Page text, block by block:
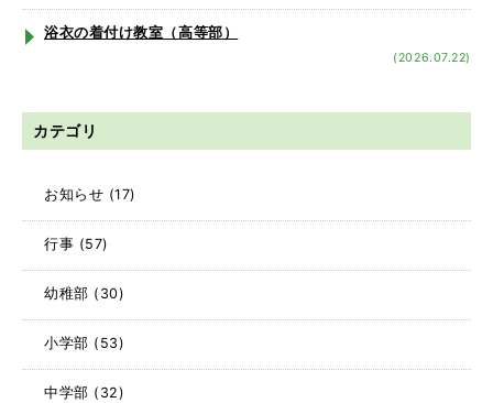
浴衣の着付け教室（高等部）
(2026.07.22)
カテゴリ
お知らせ (17)
行事 (57)
幼稚部 (30)
小学部 (53)
中学部 (32)